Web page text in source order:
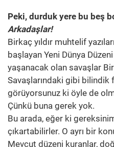
Peki, durduk yere bu beş
Arkadaşlar!
Birkaç yıldır muhtelif
başlayan Yeni Dünya
yaşanacak olan savaşlar
Savaşlarındaki gibi
görüyorsunuz ki öyle de
Çünkü buna gerek yok.
Bu arada, eğer ki
çıkartabilirler. O ayrı bir
Mevcut düzeni kuranlar,